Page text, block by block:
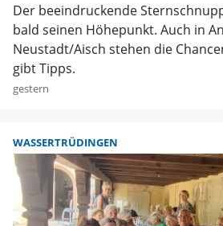
Der beeindruckende
bald seinen Höhepunkt. Auch in
Neustadt/Aisch stehen die
gibt Tipps.
gestern
WASSERTRÜDINGEN